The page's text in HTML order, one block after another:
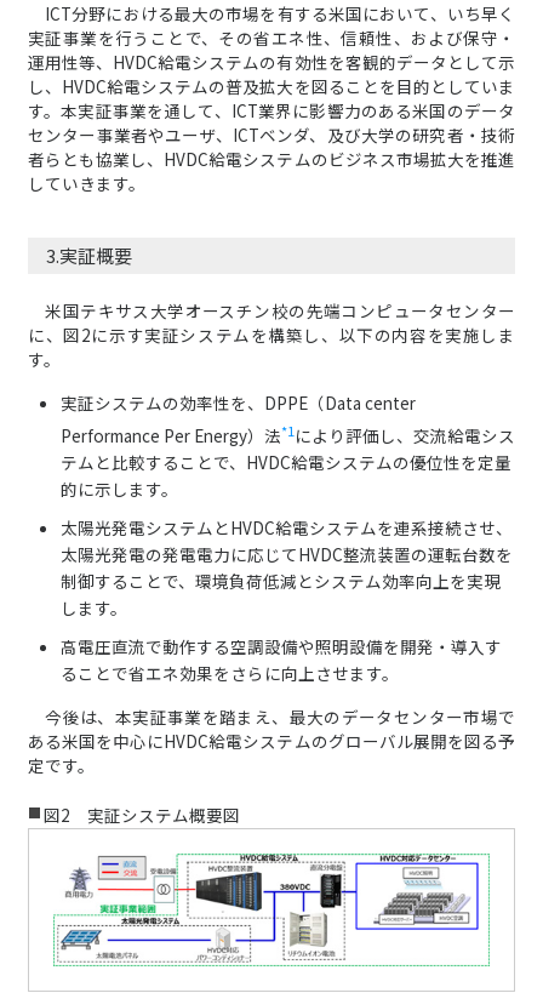
ICT分野における最大の市場を有する米国において、いち早く
実証事業を行うことで、その省エネ性、信頼性、および保守・
運用性等、HVDC給電システムの有効性を客観的データとして示
し、HVDC給電システムの普及拡大を図ることを目的としていま
す。本実証事業を通して、ICT業界に影響力のある米国のデータ
センター事業者やユーザ、ICTベンダ、及び大学の研究者・技術
者らとも協業し、HVDC給電システムのビジネス市場拡大を推進
していきます。
3.実証概要
米国テキサス大学オースチン校の先端コンピュータセンター
に、図2に示す実証システムを構築し、以下の内容を実施しま
す。
実証システムの効率性を、DPPE（Data center
Performance Per Energy）法*1により評価し、交流給電シス
テムと比較することで、HVDC給電システムの優位性を定量
的に示します。
太陽光発電システムとHVDC給電システムを連系接続させ、
太陽光発電の発電電力に応じてHVDC整流装置の運転台数を
制御することで、環境負荷低減とシステム効率向上を実現
します。
高電圧直流で動作する空調設備や照明設備を開発・導入す
ることで省エネ効果をさらに向上させます。
今後は、本実証事業を踏まえ、最大のデータセンター市場で
ある米国を中心にHVDC給電システムのグローバル展開を図る予
定です。
図2 実証システム概要図